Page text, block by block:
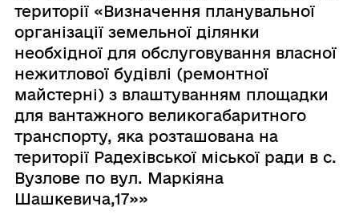
території «Визначення планувальної
організації земельної ділянки
необхідної для обслуговування власної
нежитлової будівлі (ремонтної
майстерні) з влаштуванням площадки
для вантажного великогабаритного
транспорту, яка розташована на
території Радехівської міської ради в с.
Вузлове по вул. Маркіяна
Шашкевича,17»»